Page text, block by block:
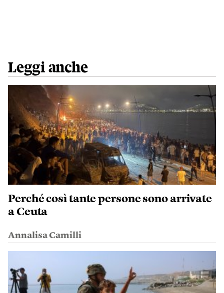
Leggi anche
Perché così tante persone sono arrivate
a Ceuta
Annalisa Camilli